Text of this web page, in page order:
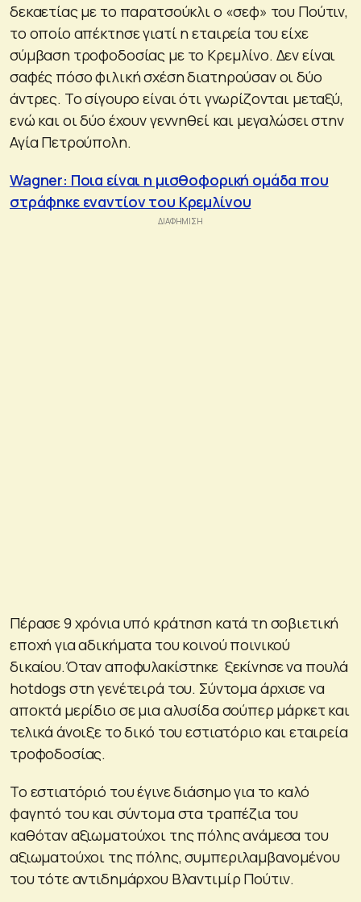
δεκαετίας με το παρατσούκλι ο «σεφ» του Πούτιν,
το οποίο απέκτησε γιατί η εταιρεία του είχε
σύμβαση τροφοδοσίας με το Κρεμλίνο. Δεν είναι
σαφές πόσο φιλική σχέση διατηρούσαν οι δύο
άντρες. Το σίγουρο είναι ότι γνωρίζονται μεταξύ,
ενώ και οι δύο έχουν γεννηθεί και μεγαλώσει στην
Αγία Πετρούπολη.
Wagner: Ποια είναι η μισθοφορική ομάδα που
στράφηκε εναντίον του Κρεμλίνου
Πέρασε 9 χρόνια υπό κράτηση κατά τη σοβιετική
εποχή για αδικήματα του κοινού ποινικού
δικαίου.Όταν αποφυλακίστηκε ξεκίνησε να πουλά
hotdogs στη γενέτειρά του. Σύντομα άρχισε να
αποκτά μερίδιο σε μια αλυσίδα σούπερ μάρκετ και
τελικά άνοιξε το δικό του εστιατόριο και εταιρεία
τροφοδοσίας.
Το εστιατόριό του έγινε διάσημο για το καλό
φαγητό του και σύντομα στα τραπέζια του
καθόταν αξιωματούχοι της πόλης ανάμεσα του
αξιωματούχοι της πόλης, συμπεριλαμβανομένου
του τότε αντιδημάρχου Βλαντιμίρ Πούτιν.